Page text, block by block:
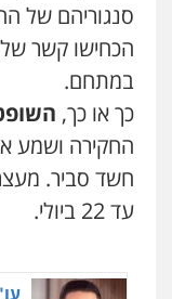
סנגוריהם של
הכחישו קשר
במתחם.
כך או כך,
החקירה ושמע
חשד סביר.
עד 22 ביולי.